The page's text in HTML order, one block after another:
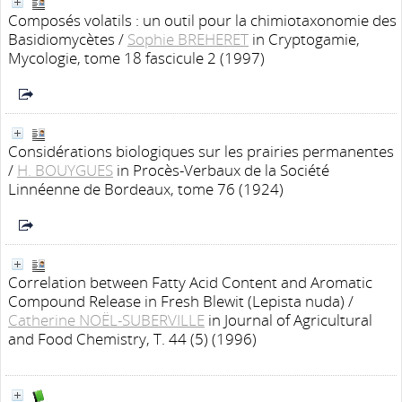
Composés volatils : un outil pour la chimiotaxonomie des
Basidiomycètes / Sophie BREHERET in Cryptogamie,
Mycologie, tome 18 fascicule 2 (1997)
Considérations biologiques sur les prairies permanentes
/ H. BOUYGUES in Procès-Verbaux de la Société
Linnéenne de Bordeaux, tome 76 (1924)
Correlation between Fatty Acid Content and Aromatic
Compound Release in Fresh Blewit (Lepista nuda) /
Catherine NOËL-SUBERVILLE in Journal of Agricultural
and Food Chemistry, T. 44 (5) (1996)